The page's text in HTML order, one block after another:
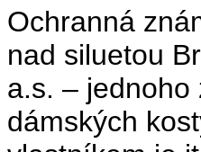
Ochranná
nad siluetou
a.s. – jednoho
dámských